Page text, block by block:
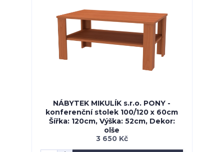
NÁBYTEK MIKULÍK s.r.o. PONY -
konferenční stolek 100/120 x 60cm
Šířka: 120cm, Výška: 52cm, Dekor:
olše
3 650 Kč